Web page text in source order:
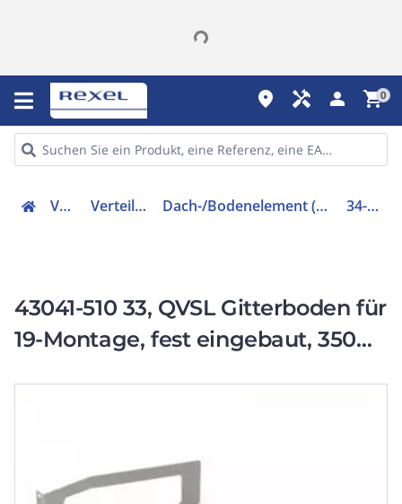
place handyman person shopping_cart0
Verteiler Verteilerzubehör Dach-/Bodenelement (Gehäuse/Schaltschrank) 34-01-0012
43041-510 33, QVSL Gitterboden für
19-Montage, fest eingebaut, 350